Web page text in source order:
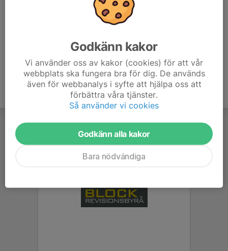
Styrdokument & utvecklingsprofil för Sollefteå Hockeys
Sollefteåmodellen 4.0 - Klicka här >>
Godkänn kakor
Vi använder oss av kakor (cookies) för att vår
webbplats ska fungera bra för dig. De används
även för webbanalys i syfte att hjälpa oss att
förbättra våra tjänster.
Så använder vi cookies
Godkänn alla kakor
Bara nödvändiga